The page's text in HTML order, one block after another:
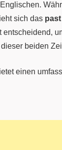
sich das
beiden
einen